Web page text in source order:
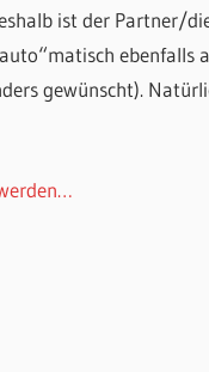
ist der Partner/
ebenfalls
gewünscht).